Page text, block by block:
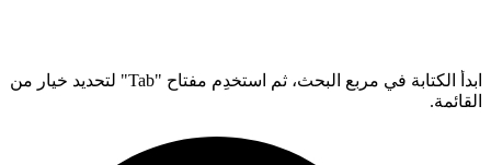
ابدأ الكتابة في مربع البحث، ثم استخدِم مفتاح "Tab" لتحديد خيار من
القائمة.